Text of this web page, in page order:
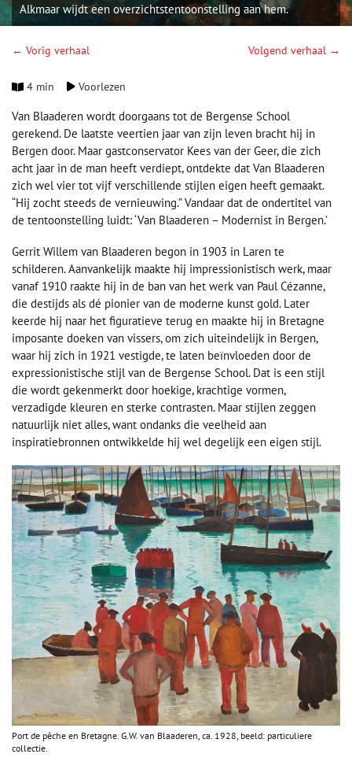
Alkmaar wijdt een overzichtstentoonstelling aan hem.
← Vorig verhaal Volgend verhaal →
4 min Voorlezen
Van Blaaderen wordt doorgaans tot de Bergense School
gerekend. De laatste veertien jaar van zijn leven bracht hij in
Bergen door. Maar gastconservator Kees van der Geer, die zich
acht jaar in de man heeft verdiept, ontdekte dat Van Blaaderen
zich wel vier tot vijf verschillende stijlen eigen heeft gemaakt.
“Hij zocht steeds de vernieuwing.” Vandaar dat de ondertitel van
de tentoonstelling luidt: ‘Van Blaaderen – Modernist in Bergen.’
Gerrit Willem van Blaaderen begon in 1903 in Laren te
schilderen. Aanvankelijk maakte hij impressionistisch werk, maar
vanaf 1910 raakte hij in de ban van het werk van Paul Cézanne,
die destijds als dé pionier van de moderne kunst gold. Later
keerde hij naar het figuratieve terug en maakte hij in Bretagne
imposante doeken van vissers, om zich uiteindelijk in Bergen,
waar hij zich in 1921 vestigde, te laten beïnvloeden door de
expressionistische stijl van de Bergense School. Dat is een stijl
die wordt gekenmerkt door hoekige, krachtige vormen,
verzadigde kleuren en sterke contrasten. Maar stijlen zeggen
natuurlijk niet alles, want ondanks die veelheid aan
inspiratiebronnen ontwikkelde hij wel degelijk een eigen stijl.
Port de pêche en Bretagne. G.W. van Blaaderen, ca. 1928, beeld: particuliere
collectie.